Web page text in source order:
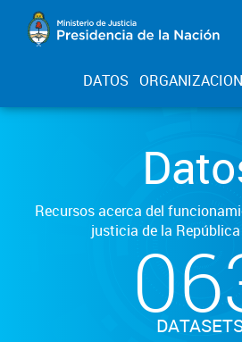
DATOS
Recursos acerca del
justicia de la